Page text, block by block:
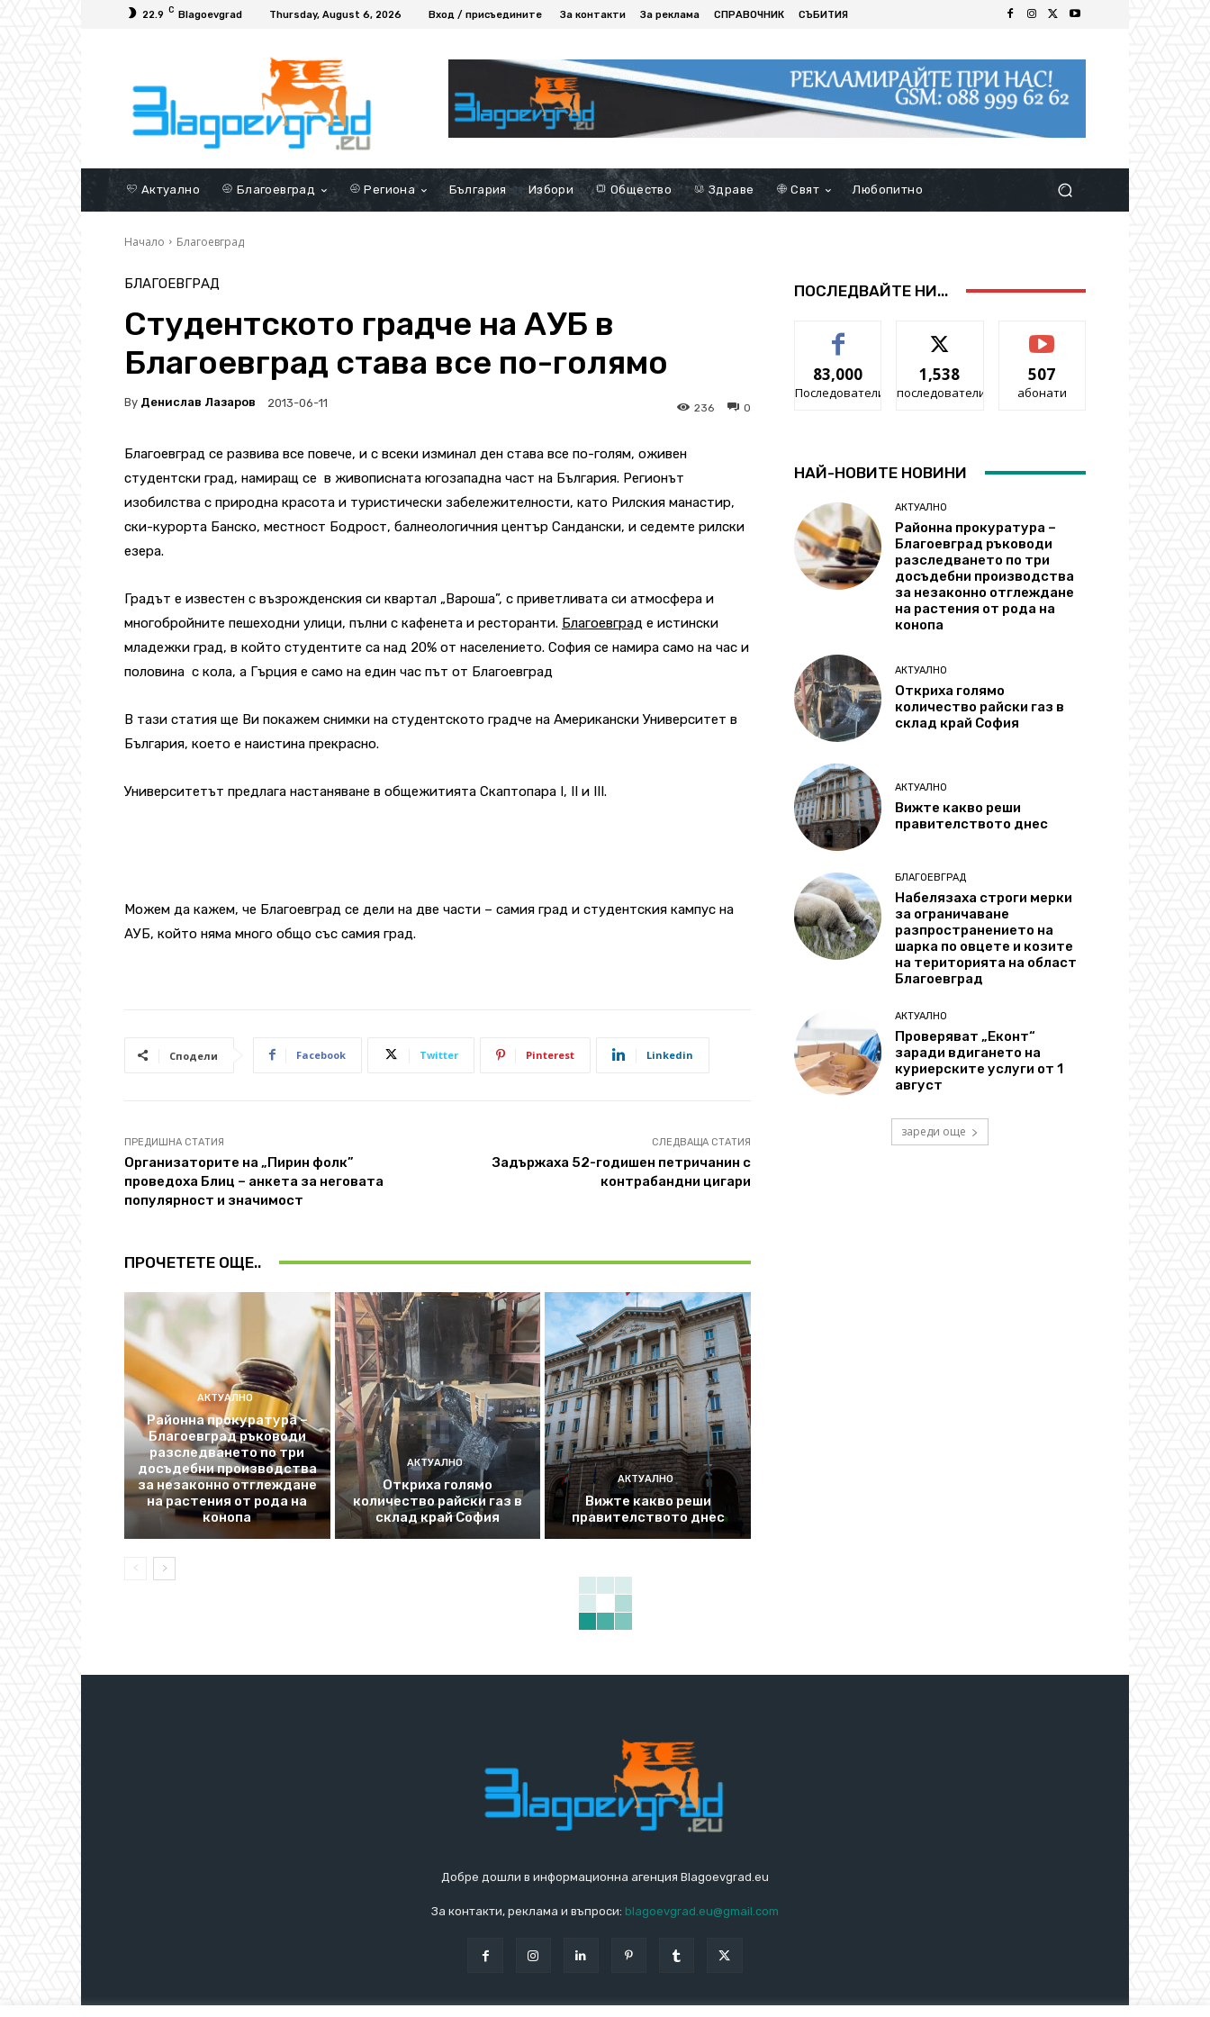
22.9 C Blagoevgrad Thursday, August 6, 2026 Вход / присъедините За контакти За реклама СПРАВОЧНИК СЪБИТИЯ
Актуално Благоевград Региона България Избори Общество Здраве Свят Любопитно
Начало Благоевград
БЛАГОЕВГРАД
Студентското градче на АУБ в
Благоевград става все по-голямо
By Денислав Лазаров 2013-06-11 0
236
Благоевград се развива все повече, и с всеки изминал ден става все по-голям, оживен
студентски град, намиращ се в живописната югозападна част на България. Регионът
изобилства с природна красота и туристически забележителности, като Рилския манастир,
ски-курорта Банско, местност Бодрост, балнеологичния център Сандански, и седемте рилски
езера.
Градът е известен с възрожденския си квартал „Вароша”, с приветливата си атмосфера и
многобройните пешеходни улици, пълни с кафенета и ресторанти. Благоевград е истински
младежки град, в който студентите са над 20% от населението. София се намира само на час и
половина с кола, а Гърция е само на един час път от Благоевград
В тази статия ще Ви покажем снимки на студентското градче на Американски Университет в
България, което е наистина прекрасно.
Университетът предлага настаняване в общежитията Скаптопара I, II и III.
Можем да кажем, че Благоевград се дели на две части – самия град и студентския кампус на
АУБ, който няма много общо със самия град.
Сподели Facebook Twitter Pinterest Linkedin
ПРЕДИШНА СТАТИЯ
Организаторите на „Пирин фолк”
проведоха Блиц – анкета за неговата
популярност и значимост
СЛЕДВАЩА СТАТИЯ
Задържаха 52-годишен петричанин с
контрабандни цигари
ПРОЧЕТЕТЕ ОЩЕ..
АКТУАЛНО
Районна прокуратура –
Благоевград ръководи
разследването по три
досъдебни производства
за незаконно отглеждане
на растения от рода на
конопа
АКТУАЛНО
Откриха голямо
количество райски газ в
склад край София
АКТУАЛНО
Вижте какво реши
правителството днес
ПОСЛЕДВАЙТЕ НИ...
83,000
Последователи
1,538
последователи
507
абонати
НАЙ-НОВИТЕ НОВИНИ
АКТУАЛНО
Районна прокуратура –
Благоевград ръководи
разследването по три
досъдебни производства
за незаконно отглеждане
на растения от рода на
конопа
АКТУАЛНО
Откриха голямо
количество райски газ в
склад край София
АКТУАЛНО
Вижте какво реши
правителството днес
БЛАГОЕВГРАД
Набелязаха строги мерки
за ограничаване
разпространението на
шарка по овцете и козите
на територията на област
Благоевград
АКТУАЛНО
Проверяват „Еконт“
заради вдигането на
куриерските услуги от 1
август
зареди още
Добре дошли в информационна агенция Blagoevgrad.eu
За контакти, реклама и въпроси: blagoevgrad.eu@gmail.com